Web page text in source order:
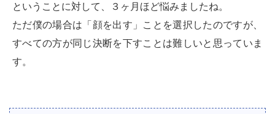
ということに対して、３ヶ月ほど悩みましたね。
ただ僕の場合は「顔を出す」ことを選択したのですが、
すべての方が同じ決断を下すことは難しいと思っていま
す。